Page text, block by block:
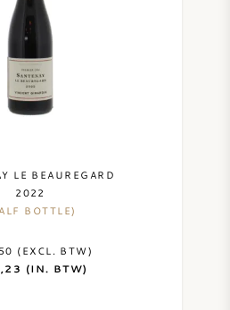
LE BEAUREGARD
2022
BOTTLE)
(EXCL. BTW)
(IN. BTW)